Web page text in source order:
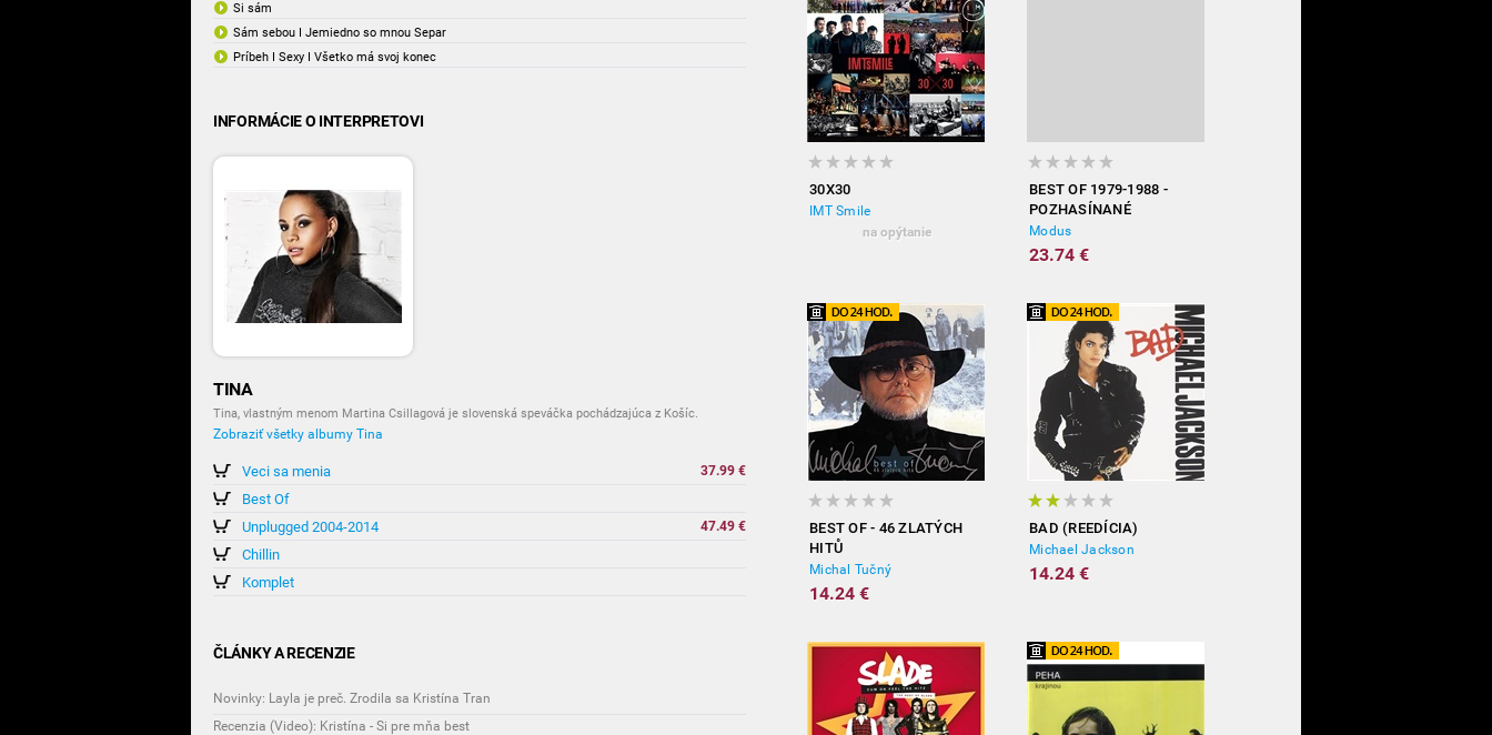
Si sám
Sám sebou I Jemiedno so mnou Separ
Príbeh I Sexy I Všetko má svoj konec
INFORMÁCIE O INTERPRETOVI
TINA
Tina, vlastným menom Martina Csillagová je slovenská speváčka pochádzajúca z Košíc.
Zobraziť všetky albumy Tina
Veci sa menia 37.99 €
Best Of
vypredané
Unplugged 2004-2014 47.49 €
Chillin
Komplet
ČLÁNKY A RECENZIE
Novinky: Layla je preč. Zrodila sa Kristína Tran
Recenzia (Video): Kristína - Si pre mňa best
30X30
IMT Smile
na opýtanie
BEST OF 1979-1988 -
POZHASÍNANÉ
Modus
23.74 €
BEST OF - 46 ZLATÝCH
HITŮ
Michal Tučný
14.24 €
BAD (REEDÍCIA)
Michael Jackson
14.24 €